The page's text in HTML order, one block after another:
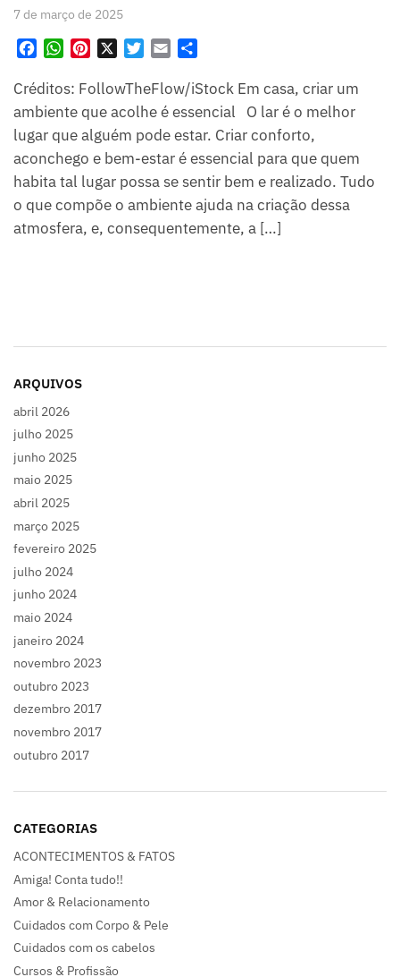
7 de março de 2025
c
e
o
o
k
W
a
t
A
p
p
n
t
e
r
e
s
t
i
t
e
r
a
i
a
r
Créditos: FollowTheFlow/iStock Em casa, criar um
ambiente que acolhe é essencial O lar é o melhor
lugar que alguém pode estar. Criar conforto,
aconchego e bem-estar é essencial para que quem
habita tal lugar possa se sentir bem e realizado. Tudo
o que compõe o ambiente ajuda na criação dessa
atmosfera, e, consequentemente, a […]
ARQUIVOS
abril 2026
julho 2025
junho 2025
maio 2025
abril 2025
março 2025
fevereiro 2025
julho 2024
junho 2024
maio 2024
janeiro 2024
novembro 2023
outubro 2023
dezembro 2017
novembro 2017
outubro 2017
CATEGORIAS
ACONTECIMENTOS & FATOS
Amiga! Conta tudo!!
Amor & Relacionamento
Cuidados com Corpo & Pele
Cuidados com os cabelos
Cursos & Profissão